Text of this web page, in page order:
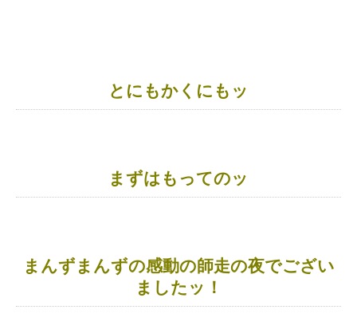
とにもかくにもッ
まずはもってのッ
まんずまんずの感動の師走の夜でござい
ましたッ！